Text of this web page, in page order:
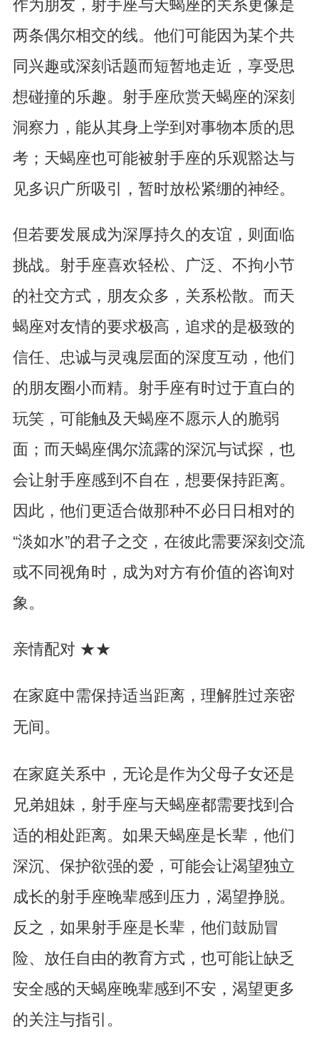
两条偶尔相交的线。他们可能因为某个共
同兴趣或深刻话题而短暂地走近，享受思
想碰撞的乐趣。射手座欣赏天蝎座的深刻
洞察力，能从其身上学到对事物本质的思
考；天蝎座也可能被射手座的乐观豁达与
见多识广所吸引，暂时放松紧绷的神经。
但若要发展成为深厚持久的友谊，则面临
挑战。射手座喜欢轻松、广泛、不拘小节
的社交方式，朋友众多，关系松散。而天
蝎座对友情的要求极高，追求的是极致的
信任、忠诚与灵魂层面的深度互动，他们
的朋友圈小而精。射手座有时过于直白的
玩笑，可能触及天蝎座不愿示人的脆弱
面；而天蝎座偶尔流露的深沉与试探，也
会让射手座感到不自在，想要保持距离。
因此，他们更适合做那种不必日日相对的
“淡如水”的君子之交，在彼此需要深刻交流
或不同视角时，成为对方有价值的咨询对
象。
亲情配对 ★★
在家庭中需保持适当距离，理解胜过亲密
无间。
在家庭关系中，无论是作为父母子女还是
兄弟姐妹，射手座与天蝎座都需要找到合
适的相处距离。如果天蝎座是长辈，他们
深沉、保护欲强的爱，可能会让渴望独立
成长的射手座晚辈感到压力，渴望挣脱。
反之，如果射手座是长辈，他们鼓励冒
险、放任自由的教育方式，也可能让缺乏
安全感的天蝎座晚辈感到不安，渴望更多
的关注与指引。